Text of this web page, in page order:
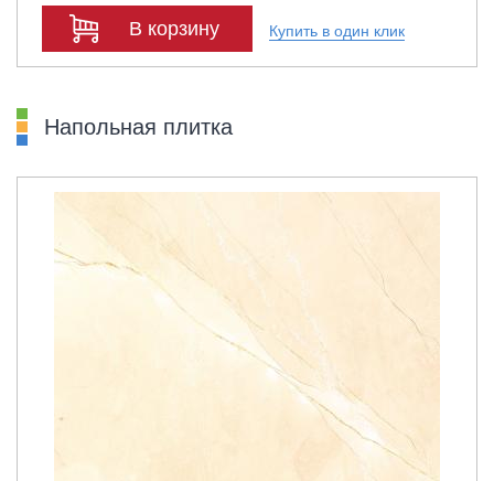
В корзину Купить в один клик
Напольная плитка